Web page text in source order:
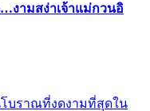
…งามสง่าเจ้าแม่กวนอิ
บราณที่งดงามที่สุดใน